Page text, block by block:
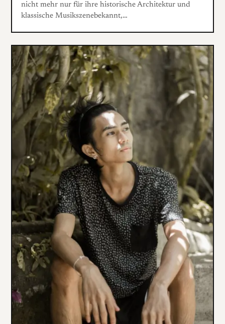
nicht mehr nur für ihre historische Architektur und
klassische Musikszenebekannt,…